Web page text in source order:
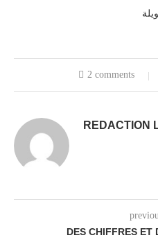
2 comments
REDACTION
DES CHIFFRES